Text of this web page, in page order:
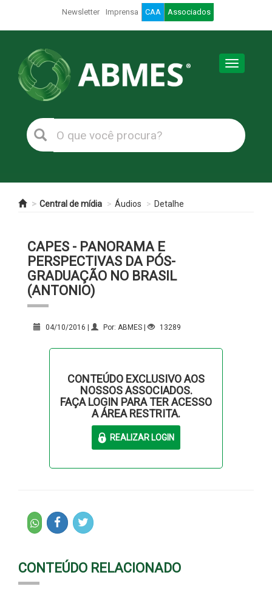
Newsletter Imprensa CAA Associados
Toggle
Central de mídia Áudios Detalhe
CAPES - PANORAMA E
PERSPECTIVAS DA PÓS-
GRADUAÇÃO NO BRASIL
(ANTONIO)
04/10/2016 | Por: ABMES | 13289
CONTEÚDO EXCLUSIVO AOS
NOSSOS ASSOCIADOS.
FAÇA LOGIN PARA TER ACESSO
A ÁREA RESTRITA.
CONTEÚDO RELACIONADO